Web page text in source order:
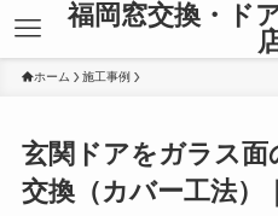
福岡窓交換・ド
ホーム 施工事例
玄関ドアをガラス
交換（カバー工法）